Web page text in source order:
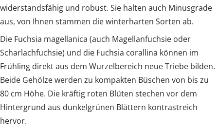
widerstandsfähig und robust. Sie halten auch Minusgrade
aus, von Ihnen stammen die winterharten Sorten ab.
Die Fuchsia magellanica (auch Magellanfuchsie oder
Scharlachfuchsie) und die Fuchsia corallina können im
Frühling direkt aus dem Wurzelbereich neue Triebe bilden.
Beide Gehölze werden zu kompakten Büschen von bis zu
80 cm Höhe. Die kräftig roten Blüten stechen vor dem
Hintergrund aus dunkelgrünen Blättern kontrastreich
hervor.